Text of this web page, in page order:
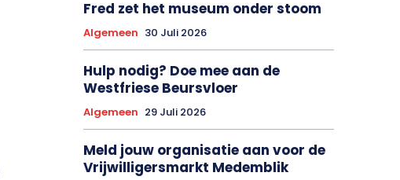
Fred zet het museum onder stoom
Algemeen 30 Juli 2026
Hulp nodig? Doe mee aan de
Westfriese Beursvloer
Algemeen 29 Juli 2026
Meld jouw organisatie aan voor de
Vrijwilligersmarkt Medemblik